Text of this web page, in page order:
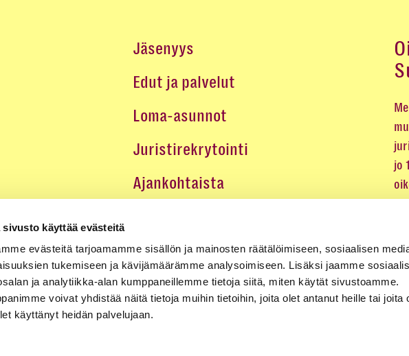
sivusto käyttää evästeitä
evästeitä tarjoamamme sisällön ja mainosten räätälöimiseen, sosiaalisen
tukemiseen ja kävijämäärämme analysoimiseen. Lisäksi jaamme
ja analytiikka-alan kumppaneillemme tietoja siitä, miten käytät sivustoamme.
voivat yhdistää näitä tietoja muihin tietoihin, joita olet antanut heille tai joita
käyttänyt heidän palvelujaan.
Jäsenyys
Edut ja palvelut
Loma-asunnot
Juristirekrytointi
Ajankohtaista
Koulutukset ja tapahtumat
Yhteystiedot
jo